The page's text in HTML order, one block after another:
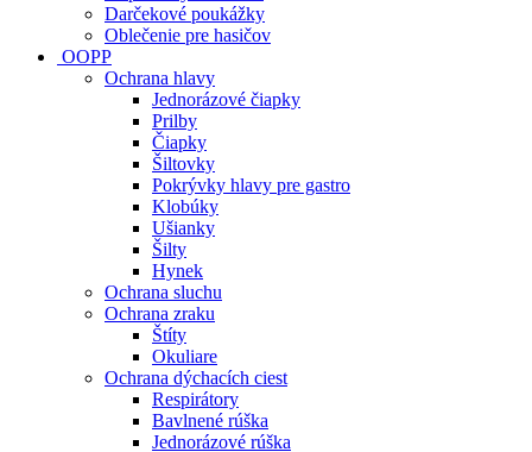
Darčekové poukážky
Oblečenie pre hasičov
OOPP
Ochrana hlavy
Jednorázové čiapky
Prilby
Čiapky
Šiltovky
Pokrývky hlavy pre gastro
Klobúky
Ušianky
Šilty
Hynek
Ochrana sluchu
Ochrana zraku
Štíty
Okuliare
Ochrana dýchacích ciest
Respirátory
Bavlnené rúška
Jednorázové rúška